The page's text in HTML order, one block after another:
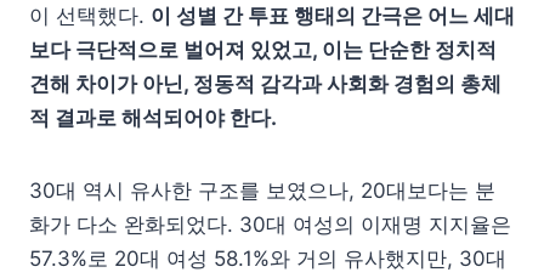
이 선택했다. 이 성별 간 투표 행태의 간극은 어느 세대
보다 극단적으로 벌어져 있었고, 이는 단순한 정치적
견해 차이가 아닌, 정동적 감각과 사회화 경험의 총체
적 결과로 해석되어야 한다.
30대 역시 유사한 구조를 보였으나, 20대보다는 분
화가 다소 완화되었다. 30대 여성의 이재명 지지율은
57.3%로 20대 여성 58.1%와 거의 유사했지만, 30대